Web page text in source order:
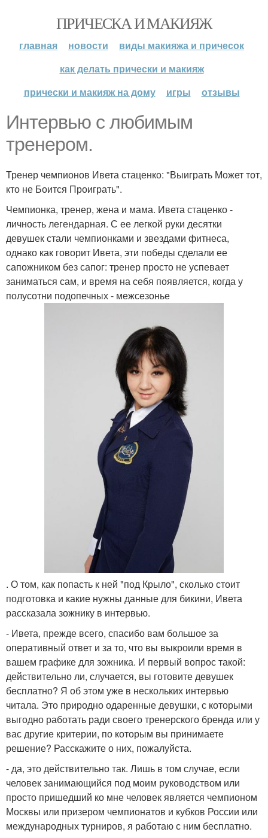
ПРИЧЕСКА И МАКИЯЖ
главная новости
виды макияжа и причесок
как делать прически и макияж
прически и макияж на дому
игры отзывы
Интервью с любимым
тренером.
Тренер чемпионов Ивета стаценко: "Выиграть Может тот,
кто не Боится Проиграть".
Чемпионка, тренер, жена и мама. Ивета стаценко -
личность легендарная. С ее легкой руки десятки
девушек стали чемпионками и звездами фитнеса,
однако как говорит Ивета, эти победы сделали ее
сапожником без сапог: тренер просто не успевает
заниматься сам, и время на себя появляется, когда у
полусотни подопечных - межсезонье
. О том, как попасть к ней "под Крыло", сколько стоит
подготовка и какие нужны данные для бикини, Ивета
рассказала зожнику в интервью.
- Ивета, прежде всего, спасибо вам большое за
оперативный ответ и за то, что вы выкроили время в
вашем графике для зожника. И первый вопрос такой:
действительно ли, случается, вы готовите девушек
бесплатно? Я об этом уже в нескольких интервью
читала. Это природно одаренные девушки, с которыми
выгодно работать ради своего тренерского бренда или у
вас другие критерии, по которым вы принимаете
решение? Расскажите о них, пожалуйста.
- да, это действительно так. Лишь в том случае, если
человек занимающийся под моим руководством или
просто пришедший ко мне человек является чемпионом
Москвы или призером чемпионатов и кубков России или
международных турниров, я работаю с ним бесплатно.